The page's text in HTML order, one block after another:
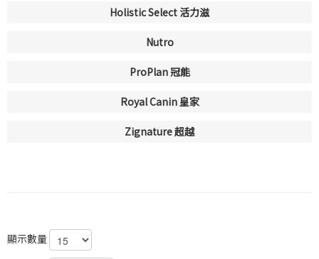
Holistic Select 活力滋
Nutro
ProPlan 冠能
Royal Canin 皇家
Zignature 超越
顯示數量